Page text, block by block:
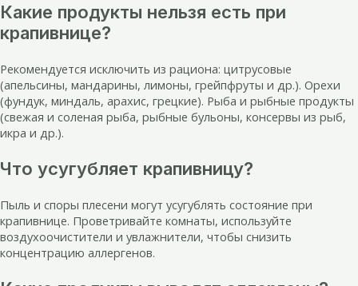
Какие продукты нельзя есть при
крапивнице?
Рекомендуется исключить из рациона: цитрусовые
(апельсины, мандарины, лимоны, грейпфруты и др.). Орехи
(фундук, миндаль, арахис, грецкие). Рыба и рыбные продукты
(свежая и соленая рыба, рыбные бульоны, консервы из рыб,
икра и др.).
Что усугубляет крапивницу?
Пыль и споры плесени могут усугублять состояние при
крапивнице. Проветривайте комнаты, используйте
воздухоочистители и увлажнители, чтобы снизить
концентрацию аллергенов.